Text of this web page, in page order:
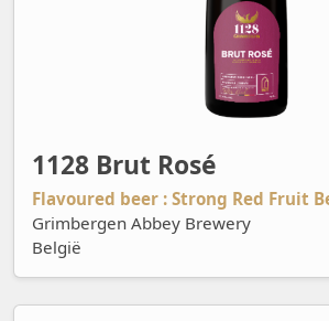
1128 Brut Rosé
Flavoured beer : Strong Red Fruit
Grimbergen Abbey Brewery
België